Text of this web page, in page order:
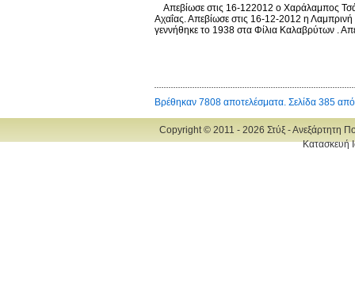
Απεβίωσε στις 16-122012 ο Χαράλαμπος
Αχαΐας. Απεβίωσε στις 16-12-2012 η
γεννήθηκε το 1938 στα Φίλια Καλαβρύτων .
Βρέθηκαν 7808 αποτελέσματα. Σελίδα 385
Copyright © 2011 - 2026 Στύξ - Ανεξάρτητη
Κατασκευή